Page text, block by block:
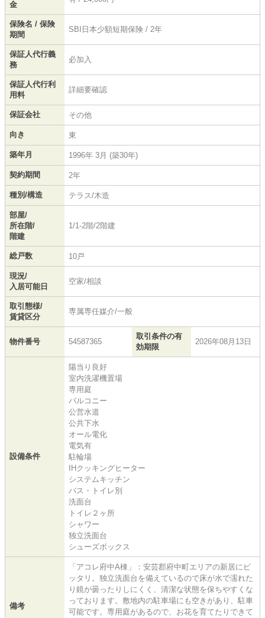
金
保険名 / 保険
期間
SBI日本少額短期保険 / 2年
保証人代行義
務
必加入
保証人代行利
用料
詳細要確認
保証会社 その他
向き 東
築年月 1996年 3月 (築30年)
契約期間 2年
種別/構造 テラス/木造
部屋/
所在階/
階建
1/1-2階/2階建
総戸数 10戸
現況/
入居可能日
空家/相談
取引態様/
賃貸区分
専属専任媒介/一般
物件番号 54587365
取引条件の有
効期限
2026年08月13日
設備条件
陽当り良好
室内洗濯機置場
専用庭
バルコニー
公営水道
公共下水
オール電化
電気有
駐輪場
IHクッキングヒーター
システムキッチン
バス・トイレ別
洗面台
トイレ２ヶ所
シャワー
独立洗面台
シューズボックス
備考
「アコレ府中A棟」：安芸郡府中町エリアの新居にピ
ッタリ。独立洗面台を備えているので床が水で濡れた
り鏡が曇ったりしにくく、清潔な状態を保ちやすくな
っております。敷地内の駐車場にも空きがあり、駐車
可能です。専用庭があるので、お花を育てたりできて